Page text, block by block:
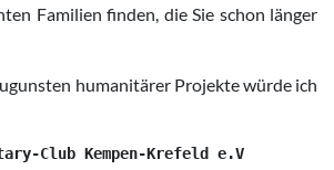
Familien finden, die Sie schon länger
humanitärer Projekte würde ich
Club Kempen-Krefeld e.V